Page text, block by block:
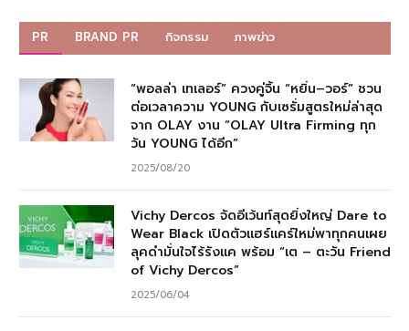
PR BRAND PR กิจกรรม ภาพข่าว
“พอลล่า เทเลอร์” ควงคู่จิ้น “หยิ่น–วอร์” ชวน
ต่อเวลาความ YOUNG กับเซรั่มสูตรใหม่ล่าสุด
จาก OLAY งาน “OLAY Ultra Firming ทุก
วัน YOUNG ได้อีก”
2025/08/20
Vichy Dercos จัดอีเว้นท์สุดยิ่งใหญ่ Dare to
Wear Black เปิดตัวแฮร์แคร์ใหม่พาทุกคนเผย
ลุคดำมั่นใจไร้รังแค พร้อม “เต – ตะวัน Friend
of Vichy Dercos”
2025/06/04